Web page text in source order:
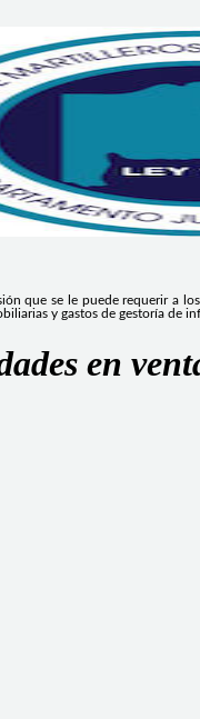
que se le puede requerir a
y gastos de gestoría de
en